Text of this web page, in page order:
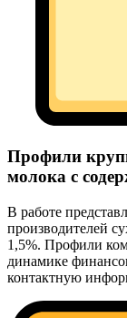
Профили
молока с
В работе
производителей
1,5%. Профили
динамике
контактную